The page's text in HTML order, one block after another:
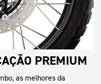
PREMIUM
as melhores da